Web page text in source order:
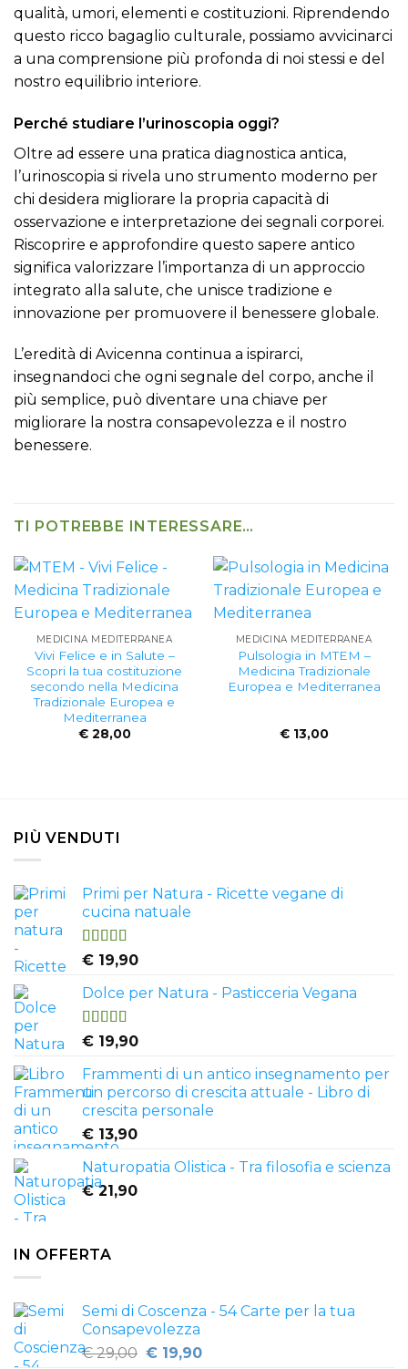
qualità, umori, elementi e costituzioni. Riprendendo
questo ricco bagaglio culturale, possiamo avvicinarci
a una comprensione più profonda di noi stessi e del
nostro equilibrio interiore.
Perché studiare l’urinoscopia oggi?
Oltre ad essere una pratica diagnostica antica,
l’urinoscopia si rivela uno strumento moderno per
chi desidera migliorare la propria capacità di
osservazione e interpretazione dei segnali corporei.
Riscoprire e approfondire questo sapere antico
significa valorizzare l’importanza di un approccio
integrato alla salute, che unisce tradizione e
innovazione per promuovere il benessere globale.
L’eredità di Avicenna continua a ispirarci,
insegnandoci che ogni segnale del corpo, anche il
più semplice, può diventare una chiave per
migliorare la nostra consapevolezza e il nostro
benessere.
TI POTREBBE INTERESSARE…
MEDICINA MEDITERRANEA
Vivi Felice e in Salute –
Scopri la tua costituzione
secondo nella Medicina
Tradizionale Europea e
Mediterranea
€28,00
MEDICINA MEDITERRANEA
Pulsologia in MTEM –
Medicina Tradizionale
Europea e Mediterranea
€13,00
PIÙ VENDUTI
Primi per Natura - Ricette vegane di
cucina natuale
Valutato
su 5
€ 19,90
Dolce per Natura - Pasticceria Vegana
Valutato
su 5
€ 19,90
Frammenti di un antico insegnamento per
un percorso di crescita attuale - Libro di
crescita personale
€ 13,90
Naturopatia Olistica - Tra filosofia e scienza
€21,90
IN OFFERTA
Semi di Coscenza - 54 Carte per la tua
Consapevolezza
€29,00 Il
€19,90Il